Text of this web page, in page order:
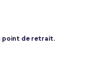
point de retrait.